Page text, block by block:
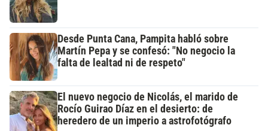
Desde Punta Cana, Pampita habló sobre
Martín Pepa y se confesó: "No negocio la
falta de lealtad ni de respeto"
El nuevo negocio de Nicolás, el marido de
Rocío Guirao Díaz en el desierto: de
heredero de un imperio a astrofotógrafo